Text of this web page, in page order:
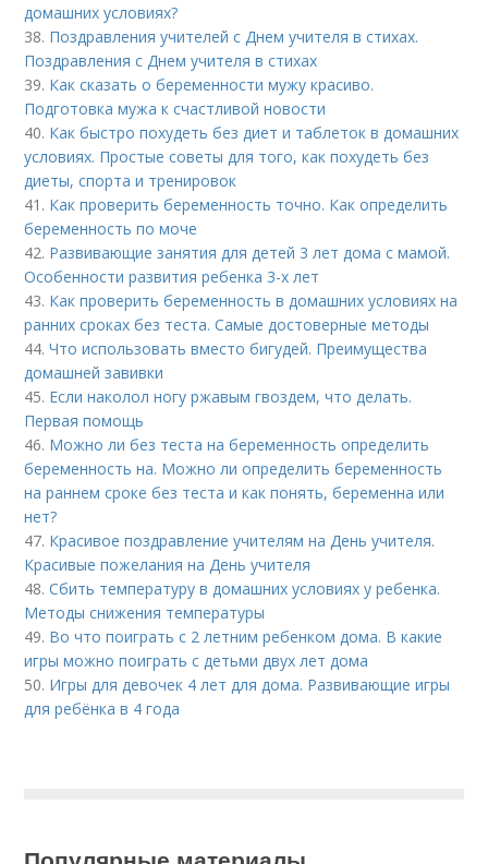
домашних условиях?
38. Поздравления учителей с Днем учителя в стихах.
Поздравления с Днем учителя в стихах
39. Как сказать о беременности мужу красиво.
Подготовка мужа к счастливой новости
40. Как быстро похудеть без диет и таблеток в домашних
условиях. Простые советы для того, как похудеть без
диеты, спорта и тренировок
41. Как проверить беременность точно. Как определить
беременность по моче
42. Развивающие занятия для детей 3 лет дома с мамой.
Особенности развития ребенка 3-х лет
43. Как проверить беременность в домашних условиях на
ранних сроках без теста. Самые достоверные методы
44.Что использовать вместо бигудей. Преимущества
домашней завивки
45. Если наколол ногу ржавым гвоздем, что делать.
Первая помощь
46. Можно ли без теста на беременность определить
беременность на. Можно ли определить беременность
на раннем сроке без теста и как понять, беременна или
нет?
47. Красивое поздравление учителям на День учителя.
Красивые пожелания на День учителя
48.Сбить температуру в домашних условиях у ребенка.
Методы снижения температуры
49. Во что поиграть с 2 летним ребенком дома. В какие
игры можно поиграть с детьми двух лет дома
50. Игры для девочек 4 лет для дома. Развивающие игры
для ребёнка в 4 года